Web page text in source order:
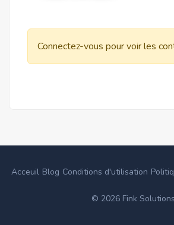
Connectez-vous pour voir les
Acceuil Blog Conditions d'utilisation
© 2026 Fink Solutions